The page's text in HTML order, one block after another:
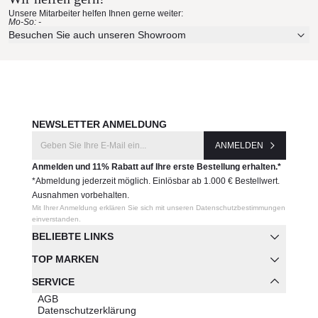
Hersteller:
Erleben Sie unsere Stoffe und Materialien ganz in Ruhe in
Ihren eigenen vier Wänden.
Aktuelle Originalstoffe des Herstellers
Unsere Mitarbeiter helfen Ihnen gerne weiter:
Mo-So: -
Besuchen Sie auch unseren Showroom
BELIEBTE LINKS
TOP MARKEN
SERVICE
AGB
Datenschutzerklärung
NEWSLETTER ANMELDUNG
ANMELDEN
Anmelden und 11% Rabatt auf Ihre erste Bestellung erhalten.*
*Abmeldung jederzeit möglich. Einlösbar ab 1.000 € Bestellwert.
Ausnahmen vorbehalten.
Mit Ihrer Anmeldung erklären Sie sich mit unseren Datenschutzbestimmungen
einverstanden.